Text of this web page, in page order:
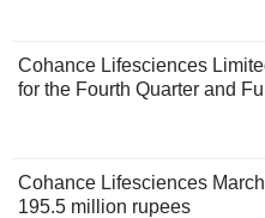
Cohance Lifesciences
for the Fourth Quarter and
Cohance Lifesciences
195.5 million rupees